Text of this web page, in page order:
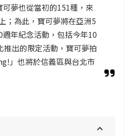
夢也從當初的151種，來
；為此，寶可夢將在亞洲5
年紀念活動，包括今年10
推出的限定活動，寶可夢拍
」也將於信義區與台北市